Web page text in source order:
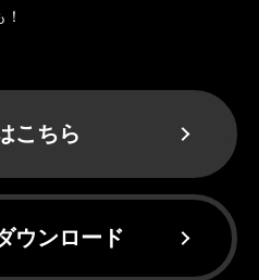
こちら
ウンロード